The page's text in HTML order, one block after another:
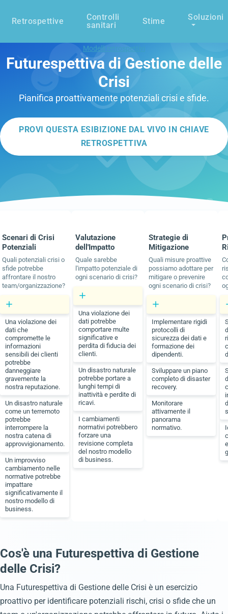
Retrospettive
Controlli
sanitari
Stime Soluzioni
Modelli retrospettivi
Futurespettiva di Gestione delle
Crisi
Pianifica proattivamente potenziali crisi e sfide.
PROVI QUESTA ESIBIZIONE DAL VIVO IN CHIAVE
RETROSPETTIVA
Scenari di Crisi
Potenziali
Quali potenziali crisi o
sfide potrebbe
affrontare il nostro
team/organizzazione?
Una violazione dei
dati che
compromette le
informazioni
sensibili dei clienti
potrebbe
danneggiare
gravemente la
nostra reputazione.
Un disastro naturale
come un terremoto
potrebbe
interrompere la
nostra catena di
approvvigionamento.
Un improvviso
cambiamento nelle
normative potrebbe
impattare
significativamente il
nostro modello di
business.
Valutazione
dell'Impatto
Quale sarebbe
l'impatto potenziale di
ogni scenario di crisi?
Una violazione dei
dati potrebbe
comportare multe
significative e
perdita di fiducia dei
clienti.
Un disastro naturale
potrebbe portare a
lunghi tempi di
inattività e perdite di
ricavi.
I cambiamenti
normativi potrebbero
forzare una
revisione completa
del nostro modello
di business.
Strategie di
Mitigazione
Quali misure proattive
possiamo adottare per
mitigare o prevenire
ogni scenario di crisi?
Implementare rigidi
protocolli di
sicurezza dei dati e
formazione dei
dipendenti.
Sviluppare un piano
completo di disaster
recovery.
Monitorare
attivamente il
panorama
normativo.
Cos'è una Futurespettiva di Gestione
delle Crisi?
Una Futurespettiva di Gestione delle Crisi è un esercizio
proattivo per identificare potenziali rischi, crisi o sfide che un